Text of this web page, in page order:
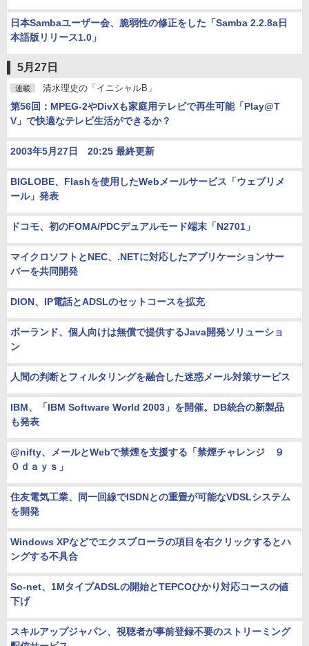
日本Sambaユーザー会、脆弱性の修正をした「Samba 2.2.8a日
本語版リリース1.0」
5月27日
連載 清水理史の「イニシャルB」
第56回：MPEG-2やDivXも家庭用テレビで再生可能「Play@T
V」で快適なテレビ生活ができるか？
2003年5月27日 20:25 最終更新
BIGLOBE、Flashを使用したWebメールサービス「ウェブリメ
ール」発表
ドコモ、初のFOMA/PDCデュアルモード端末「N2701」
マイクロソフトとNEC、.NETに対応したアプリケーションサー
バーを共同開発
DION、IP電話とADSLのセットコースを拡充
ボーランド、個人向けは無償で提供するJava開発ソリューショ
ン
人間の判断とフィルタリングを融合した迷惑メール対策サービス
IBM、「IBM Software World 2003」を開催。DB統合の新製品
も発表
@nifty、メールとWebで禁煙を支援する「禁煙チャレンジ ９
０ｄａｙｓ」
住友電気工業、同一回線でISDNとの重畳が可能なVDSLシステム
を開発
Windows XPなどでエクスプローラの項目を右クリックするとハ
ングする不具合
So-net、1MタイプADSLの開始とTEPCOひかり対応コースの値
下げ
スキルアップジャパン、視聴者が事前登録不要のストリーミング